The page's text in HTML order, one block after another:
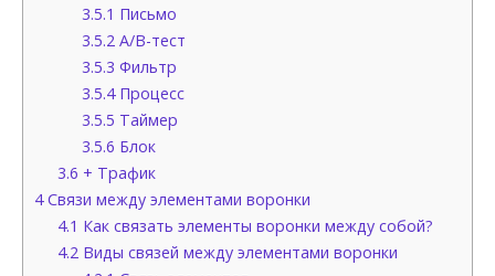
3.5.1 Письмо
3.5.2А/В-тест
3.5.3 Фильтр
3.5.4Процесс
3.5.5 Таймер
3.5.6 Блок
3.6 + Трафик
4Связи между элементами воронки
4.1 Как связать элементы воронки между собой?
4.2 Виды связей между элементами воронки